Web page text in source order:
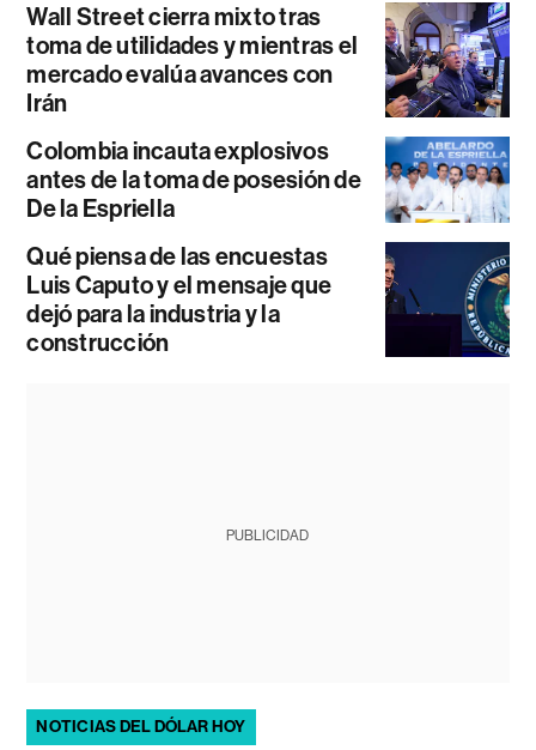
Wall Street cierra mixto tras
toma de utilidades y mientras el
mercado evalúa avances con
Irán
Colombia incauta explosivos
antes de la toma de posesión de
De la Espriella
Qué piensa de las encuestas
Luis Caputo y el mensaje que
dejó para la industria y la
construcción
PUBLICIDAD
NOTICIAS DEL DÓLAR HOY